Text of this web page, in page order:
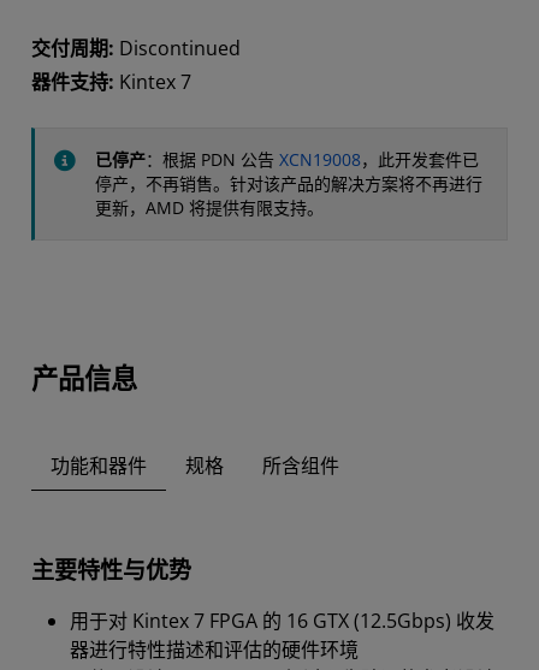
交付周期: Discontinued
器件支持: Kintex 7
已停产：根据 PDN 公告 XCN19008，此开发套件已
停产，不再销售。针对该产品的解决方案将不再进行
更新，AMD 将提供有限支持。
产品信息
功能和器件 规格 所含组件
主要特性与优势
用于对 Kintex 7 FPGA 的 16 GTX (12.5Gbps) 收发
器进行特性描述和评估的硬件环境